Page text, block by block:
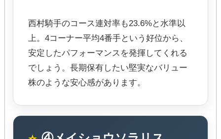
西村騎手のコース連対率も23.6%と水準以
上。4コーナー平均4番手という好位から、
安定したパフォーマンスを発揮してくれる
でしょう。長期保有したい堅実なバリュー
株のような安心感があります。